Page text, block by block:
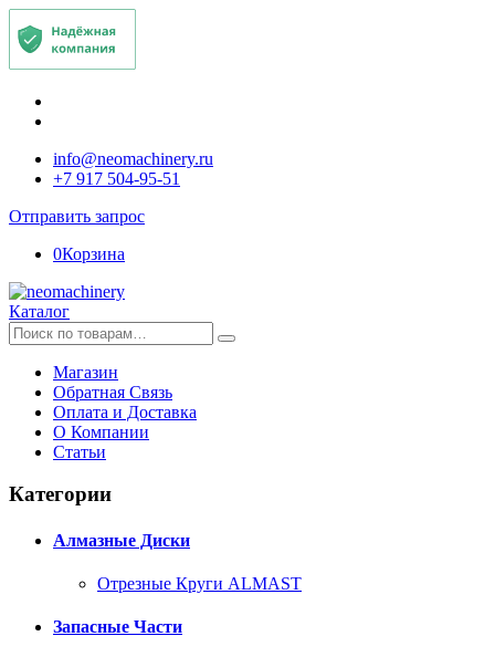
info@neomachinery.ru
+7 917 504-95-51
Отправить запрос
0Корзина
Каталог
Искать:
Магазин
Обратная Связь
Оплата и Доставка
О Компании
Статьи
Категории
Алмазные Диски
Отрезные Круги ALMAST
Запасные Части